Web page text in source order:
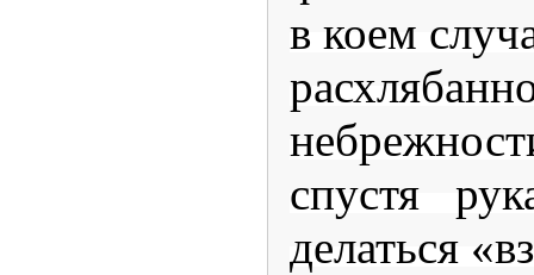
в коем
спустя
делаться